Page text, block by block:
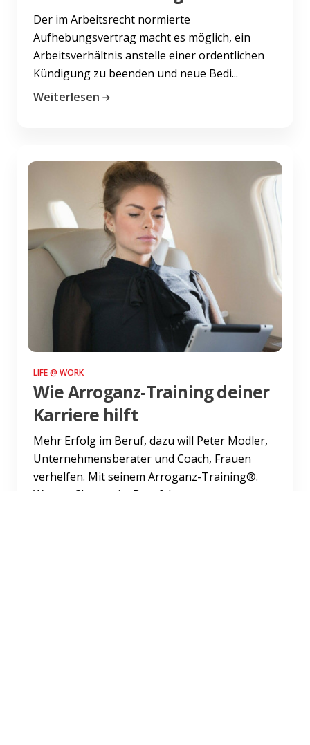
Der im Arbeitsrecht normierte
Aufhebungsvertrag macht es möglich, ein
Arbeitsverhältnis anstelle einer ordentlichen
Kündigung zu beenden und neue Bedi...
Weiterlesen
LIFE @ WORK
Wie Arroganz-Training deiner
Karriere hilft
Mehr Erfolg im Beruf, dazu will Peter Modler,
Unternehmensberater und Coach, Frauen
verhelfen. Mit seinem Arroganz-Training®.
Warum Charme im Berufsle...